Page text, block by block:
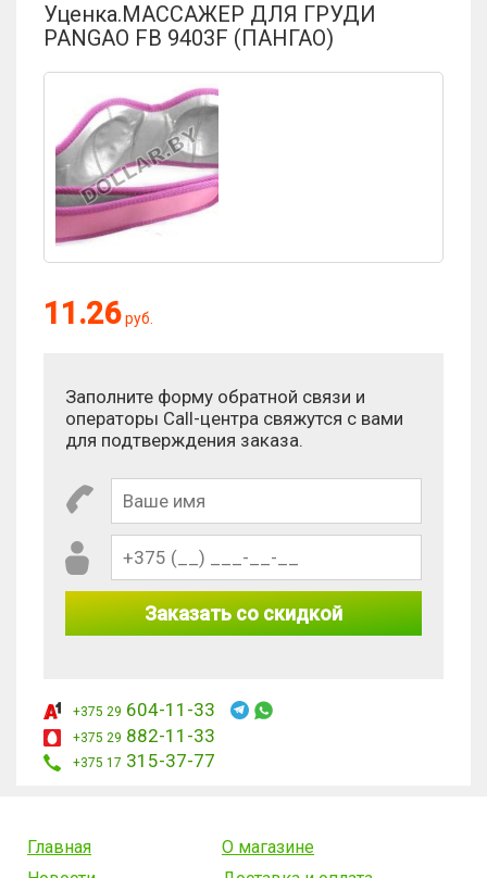
Уценка.МАССАЖЕР ДЛЯ ГРУДИ
PANGAO FB 9403F (ПАНГАО)
11.26 руб.
Заполните форму обратной связи и
операторы Call-центра свяжутся с вами
для подтверждения заказа.
Заказать со скидкой
+375 29 604-11-33
+375 29 882-11-33
+375 17 315-37-77
Главная
О магазине